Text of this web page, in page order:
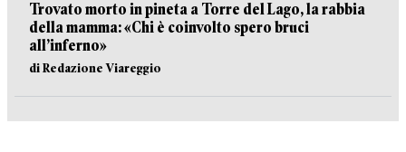
Trovato morto in pineta a Torre del Lago, la rabbia
della mamma: «Chi è coinvolto spero bruci
all’inferno»
di Redazione Viareggio